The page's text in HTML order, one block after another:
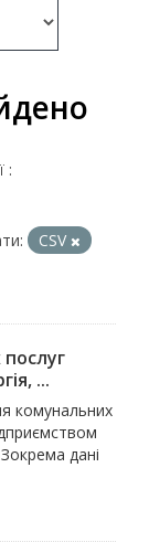
:
CSV
...
комунальних
дані